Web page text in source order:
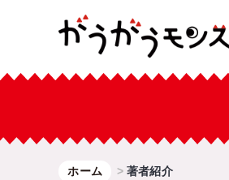
ホーム 著者紹介